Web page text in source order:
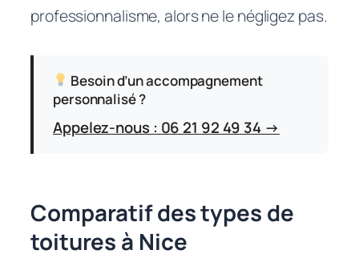
professionnalisme, alors ne le négligez pas.
Besoin d’un accompagnement
personnalisé ?
Appelez-nous : 06 21 92 49 34 →
Comparatif des types de
toitures à Nice